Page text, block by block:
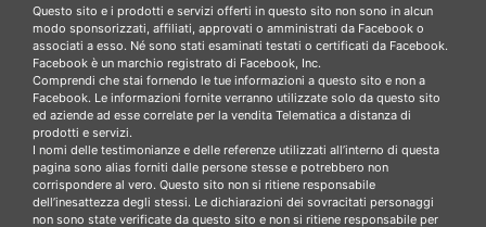
Questo sito e i prodotti e servizi offerti in questo sito non sono in alcun
modo sponsorizzati, affiliati, approvati o amministrati da Facebook o
associati a esso. Né sono stati esaminati testati o certificati da Facebook.
Facebook è un marchio registrato di Facebook, Inc.
Comprendi che stai fornendo le tue informazioni a questo sito e non a
Facebook. Le informazioni fornite verranno utilizzate solo da questo sito
ed aziende ad esse correlate per la vendita Telematica a distanza di
prodotti e servizi.
I nomi delle testimonianze e delle referenze utilizzati all’interno di questa
pagina sono alias forniti dalle persone stesse e potrebbero non
corrispondere al vero. Questo sito non si ritiene responsabile
dell’inesattezza degli stessi. Le dichiarazioni dei sovracitati personaggi
non sono state verificate da questo sito e non si ritiene responsabile per